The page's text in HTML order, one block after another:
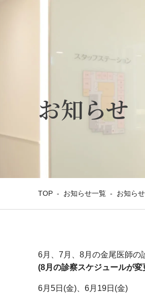
お知らせ
TOP - お知らせ一覧 - お知らせ
6月、7月、8月の金尾医師の
(8月の診察スケジュールが
6月5日(金)、6月19日(金)